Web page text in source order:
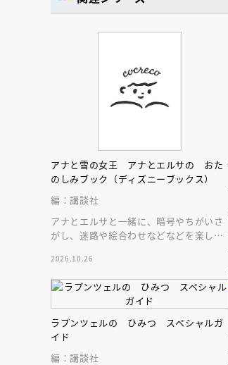
アナと雪の女王 アナとエルサの おた
のしみブック（ディズニーブックス）
編：講談社
アナとエルサと一緒に、暗号やちがいさ
がし、迷路や絵合わせなどなどを楽しも
2026.10.26
ラプンツェルの ひみつ スペシャルガ
イド
編：講談社